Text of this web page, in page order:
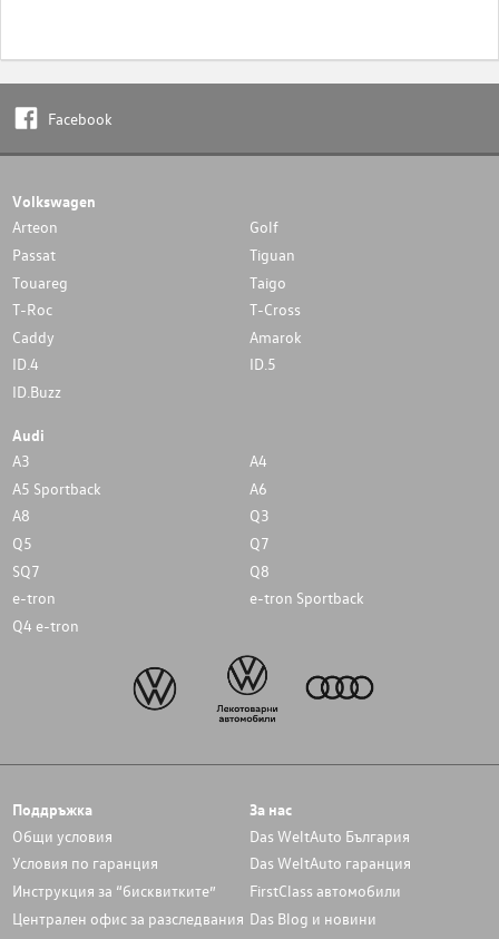
Facebook
Volkswagen
Arteon
Golf
Passat
Tiguan
Touareg
Taigo
T-Roc
T-Cross
Caddy
Amarok
ID.4
ID.5
ID.Buzz
Audi
A3
A4
A5 Sportback
A6
A8
Q3
Q5
Q7
SQ7
Q8
e-tron
e-tron Sportback
Q4 e-tron
Поддръжка
Общи условия
Условия по гаранция
Инструкция за “бисквитките”
Централен офис за разследвания
За нас
Das WeltAuto България
Das WeltAuto гаранция
FirstClass автомобили
Das Blog и новини